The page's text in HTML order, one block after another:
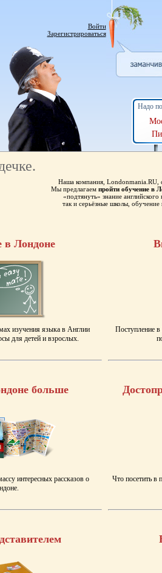
Надо
Войти
Зарегистрироваться
Наша компания, Londonmania.RU,
Мы предлагаем пройти обучение в
«подтянуть» знание
так и серьёзные школы,
в Лондоне
изучения языка в Англии
для детей и взрослых.
Поступление
больше
интересных рассказов о
Что посетить в